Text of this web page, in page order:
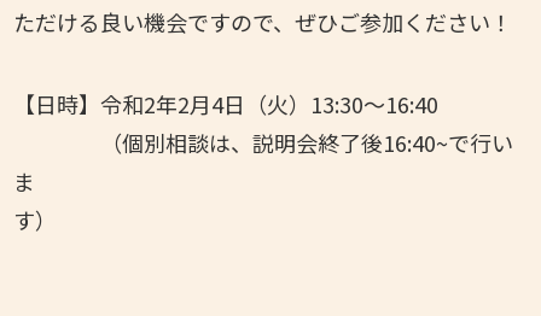
ただける良い機会ですので、ぜひご参加ください！
【日時】令和2年2月4日（火）13:30～16:40
（個別相談は、説明会終了後16:40~で行い
ま
す）